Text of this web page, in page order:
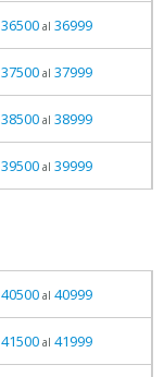
36500al 36999
37500al 37999
38500al 38999
39500al 39999
40500al 40999
41500al 41999